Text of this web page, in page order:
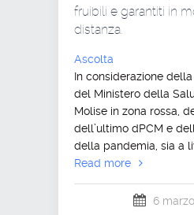
fruibili e garantiti in
distanza.
Ascolta
In considerazione
del Ministero della
Molise in zona rossa,
dell’ultimo dPCM e
della pandemia, sia a
Read more
6